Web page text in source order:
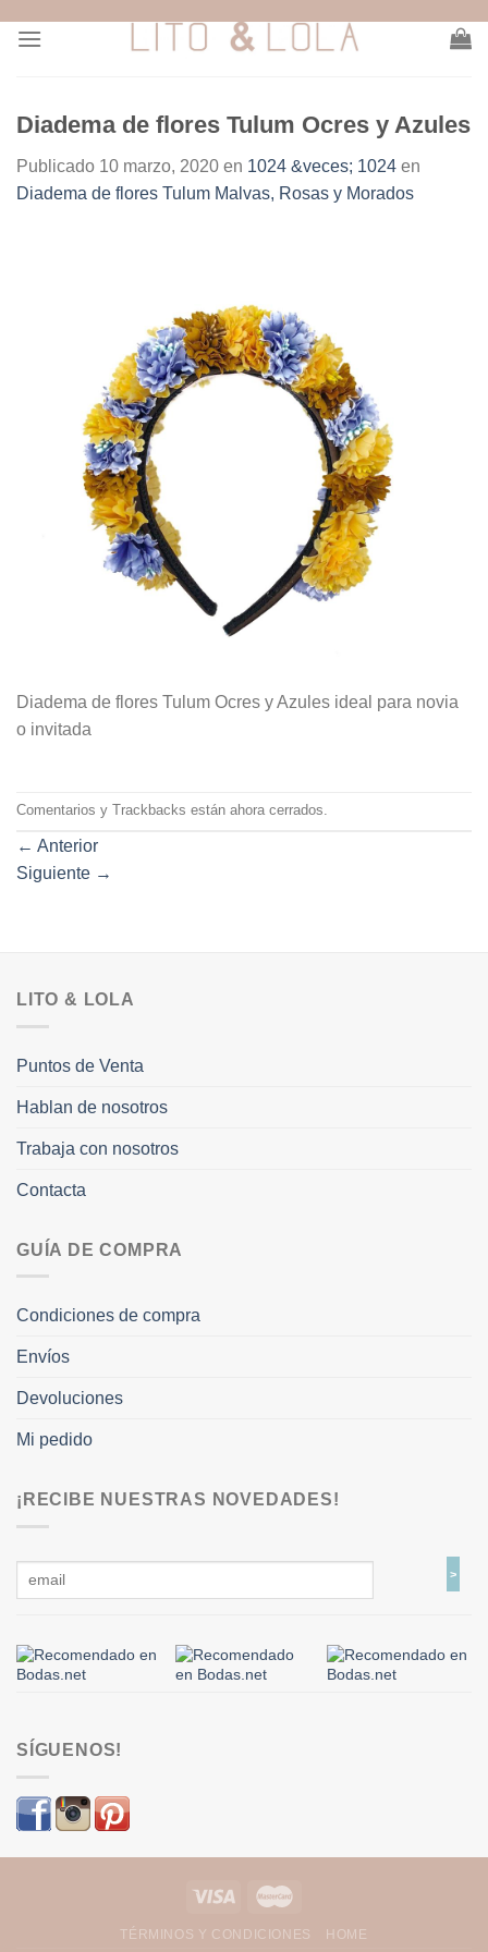
Diadema de flores Tulum Ocres y Azules
Publicado 10 marzo, 2020 en 1024 &veces; 1024 en
Diadema de flores Tulum Malvas, Rosas y Morados
Diadema de flores Tulum Ocres y Azules ideal para novia
o invitada
Comentarios y Trackbacks están ahora cerrados.
← Anterior
Siguiente →
LITO & LOLA
Puntos de Venta
Hablan de nosotros
Trabaja con nosotros
Contacta
GUÍA DE COMPRA
Condiciones de compra
Envíos
Devoluciones
Mi pedido
¡RECIBE NUESTRAS NOVEDADES!
SÍGUENOS!
TÉRMINOS Y CONDICIONES HOME